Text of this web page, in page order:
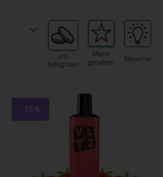
am
billigsten
Meist
gesehen
Neueste
-10%